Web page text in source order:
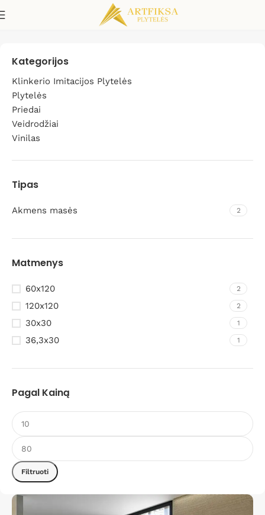
Honed
Kategorijos
Klinkerio Imitacijos Plytelės
Plytelės
Priedai
Veidrodžiai
Vinilas
Tipas
Akmens masės 2
Matmenys
60x120 2
120x120 2
30x30 1
36,3x30 1
Pagal Kainą
Filtruoti